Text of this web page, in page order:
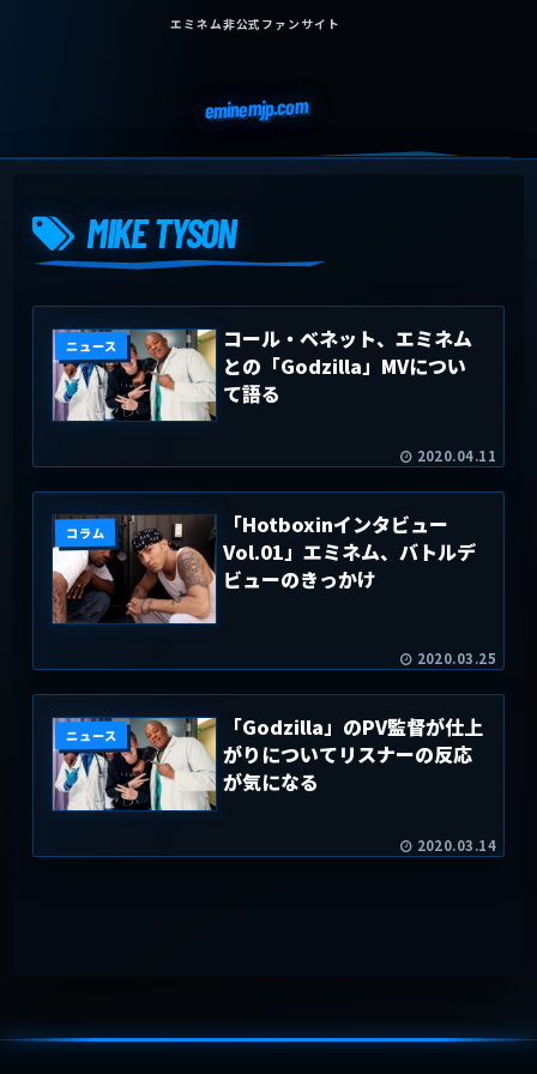
エミネム非公式ファンサイト
eminemjp.com
MIKE TYSON
ニュース
コール・ベネット、エミネム
との「Godzilla」MVについ
て語る
2020.04.11
コラム
「Hotboxinインタビュー
Vol.01」エミネム、バトルデ
ビューのきっかけ
2020.03.25
ニュース
「Godzilla」のPV監督が仕上
がりについてリスナーの反応
が気になる
2020.03.14